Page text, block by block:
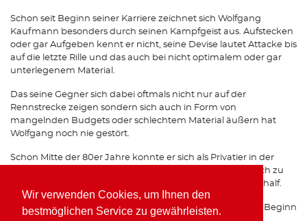
Wir verwenden Cookies, um Ihnen den
bestmöglichen Service zu gewährleisten.
Schon seit Beginn seiner Karriere zeichnet sich Wolfgang
Kaufmann besonders durch seinen Kampfgeist aus. Aufstecken
oder gar Aufgeben kennt er nicht, seine Devise lautet Attacke bis
auf die letzte Rille und das auch bei nicht optimalem oder gar
unterlegenem Material.
Das seine Gegner sich dabei oftmals nicht nur auf der
Rennstrecke zeigen sondern sich auch in Form von
mangelnden Budgets oder schlechtem Material äußern hat
Wolfgang noch nie gestört.
Schon Mitte der 80er Jahre konnte er sich als Privatier in der
Formel 3 gehörigen Respekt einfahren, was Ihm schließlich zu
einem Opel Werksvertrag im Team von Horst Schübel verhalf.
Spätestens seit seinen Erfolgen mit Freisinger Porsche zu Beginn